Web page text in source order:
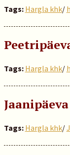
Tags: Hargla khk/
Tags: Hargla khk/
Tags: Hargla khk/